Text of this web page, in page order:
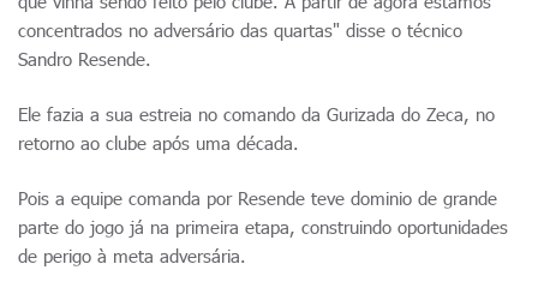
concentrados no adversário das quartas" disse o técnico
Sandro Resende.
Ele fazia a sua estreia no comando da Gurizada do Zeca, no
retorno ao clube após uma década.
Pois a equipe comanda por Resende teve dominio de grande
parte do jogo já na primeira etapa, construindo oportunidades
de perigo à meta adversária.